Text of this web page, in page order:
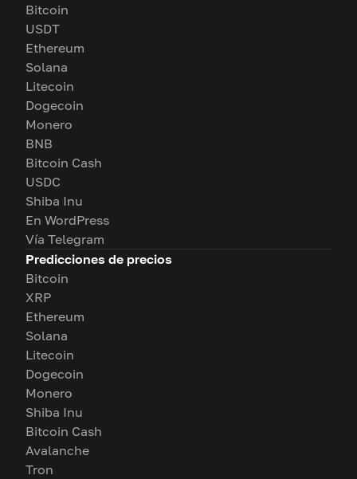
Bitcoin
USDT
Ethereum
Solana
Litecoin
Dogecoin
Monero
BNB
Bitcoin Cash
USDC
Shiba Inu
En WordPress
Vía Telegram
Predicciones de precios
Bitcoin
XRP
Ethereum
Solana
Litecoin
Dogecoin
Monero
Shiba Inu
Bitcoin Cash
Avalanche
Tron